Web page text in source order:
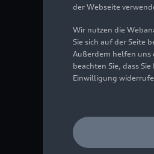
der Webseite
Wir nutzen die
Sie sich auf der Seite
Außerdem helfen uns
beachten Sie, dass
Einwilligung